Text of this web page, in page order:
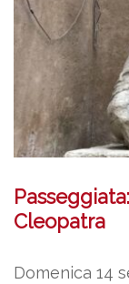
Cleopatra
Domenica 14